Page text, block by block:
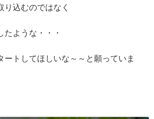
込むのではなく
たような・・・
ートしてほしいな～～と願っていま